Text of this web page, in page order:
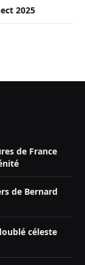
2025
de France
de Bernard
céleste